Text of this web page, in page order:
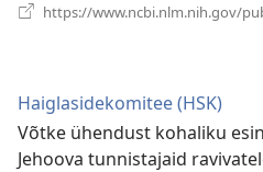
https://www.ncbi.nlm.nih.gov/
Haiglasidekomitee (HSK)
Võtke ühendust kohaliku
Jehoova tunnistajaid